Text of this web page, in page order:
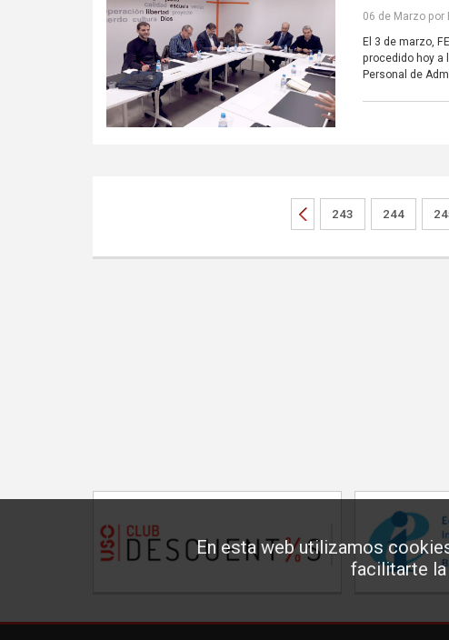
En esta web utilizamos
facilitarte
06 de Marzo por
El 3 de marzo,
procedido hoy a
Personal de
243 244